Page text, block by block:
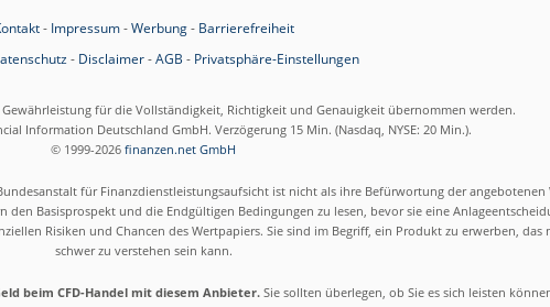
- Impressum-Werbung- Barrierefreiheit
- Disclaimer-AGB - Privatsphäre-Einstellungen
für die Vollständigkeit, Richtigkeit und Genauigkeit übernommen werden.
Information Deutschland GmbH. Verzögerung 15 Min. (Nasdaq, NYSE: 20 Min.).
© 1999-2026 finanzen.net GmbH
für Finanzdienstleistungsaufsicht ist nicht als ihre Befürwortung der angebotenen
Basisprospekt und die Endgültigen Bedingungen zu lesen, bevor sie eine
Risiken und Chancen des Wertpapiers. Sie sind im Begriff, ein Produkt zu erwerben, das
schwer zu verstehen sein kann.
beim CFD-Handel mit diesem Anbieter.Sie sollten überlegen, ob Sie es sich leisten